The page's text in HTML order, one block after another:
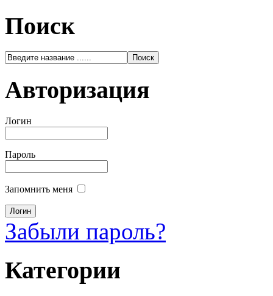
Поиск
Авторизация
Логин
Пароль
Запомнить меня
Забыли пароль?
Категории